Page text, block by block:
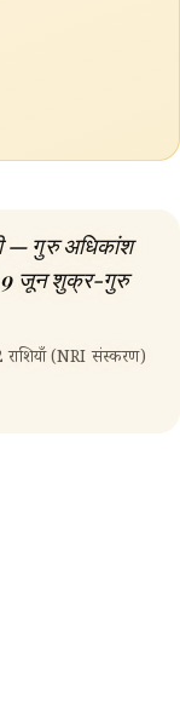
— गुरु अधिकांश
9 जून शुक्र-गुरु
राशियाँ (NRI संस्करण)